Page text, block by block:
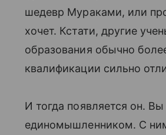
шедевр Мураками, или
хочет. Кстати, другие
образования обычно
квалификации сильно
И тогда появляется он.
единомышленником. С